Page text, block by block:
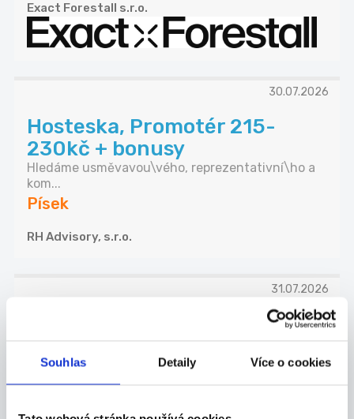
Souhlas Detaily Více o cookies
Exact Forestall s.r.o.
30.07.2026
Hosteska, Promotér 215-
230kč + bonusy
Hledáme usměvavou\vého, reprezentativní\ho a
kom...
Písek
RH Advisory, s.r.o.
31.07.2026
Brigáda v obchodě - 140 Kč,
Pro naši prodejnu Trefa Kluky hledáme
šikovného...